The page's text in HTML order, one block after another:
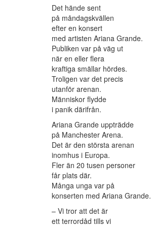
Det hände sent
på måndagskvällen
efter en konsert
med artisten Ariana Grande.
Publiken var på väg ut
när en eller flera
kraftiga smällar hördes.
Troligen var det precis
utanför arenan.
Människor flydde
i panik därifrån.
Ariana Grande uppträdde
på Manchester Arena.
Det är den största arenan
inomhus i Europa.
Fler än 20 tusen personer
får plats där.
Många unga var på
konserten med Ariana Grande.
– Vi tror att det är
ett terrordåd tills vi